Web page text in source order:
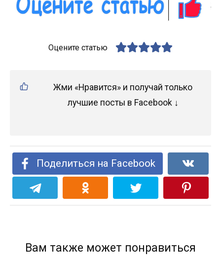
Оцените статью
Жми «Нравится» и получай только
лучшие посты в Facebook ↓
Поделиться на Facebook
Вам также может понравиться